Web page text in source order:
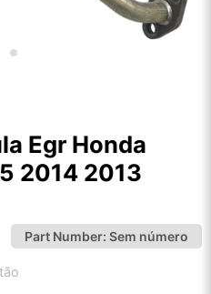
Egr Honda
2014 2013
Part Number: Sem número